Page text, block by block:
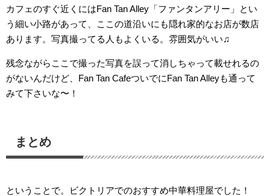
カフェのすぐ近くにはFan Tan Alley「ファンタンアリー」とい
う細い小路があって、ここの道沿いにも隠れ家的なお店が数店
あります。写真撮ってる人もよくいる。雰囲気がいい♫
残念ながらここで撮った写真を誤って消しちゃって載せれるの
がないんだけど、Fan Tan CafeついでにFan Tan Alleyも通って
みて下さいな〜！
まとめ
ということで。ビクトリアでのおすすめ中華料理屋でした！